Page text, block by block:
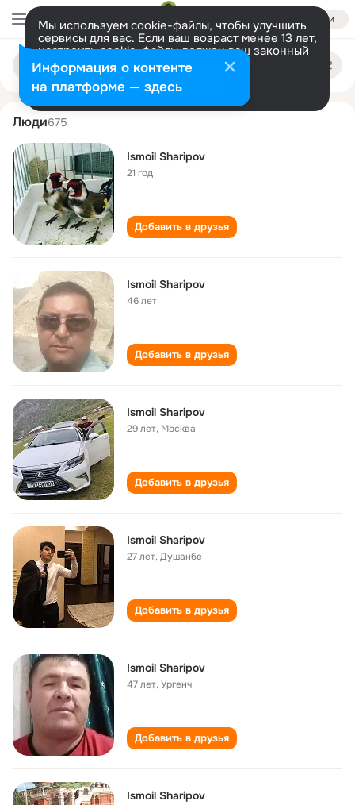
Войти
Мы используем cookie-файлы, чтобы улучшить
сервисы для вас. Если ваш возраст менее 13 лет,
настроить cookie-файлы должен ваш законный
представитель. Больше информации
Разрешить все Настроить
Поиск
людям
ismoil sharipov
Люди675
Ismoil Sharipov
21 год
Добавить в друзья
Ismoil Sharipov
46 лет
Добавить в друзья
Ismoil Sharipov
29 лет, Москва
Добавить в друзья
Ismoil Sharipov
27 лет,Душанбе
Добавить в друзья
Ismoil Sharipov
47 лет,Ургенч
Добавить в друзья
Ismoil Sharipov
Информация о контенте
на платформе — здесь